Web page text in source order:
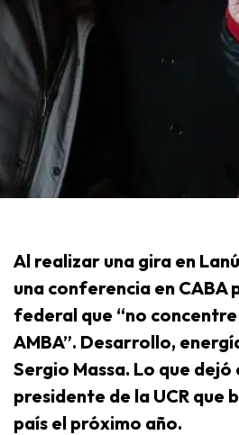
Al realizar una gira en
una conferencia en CABA
federal que “no concentre
AMBA”. Desarrollo,
Sergio Massa. Lo que dejó
presidente de la UCR que
país el próximo año.